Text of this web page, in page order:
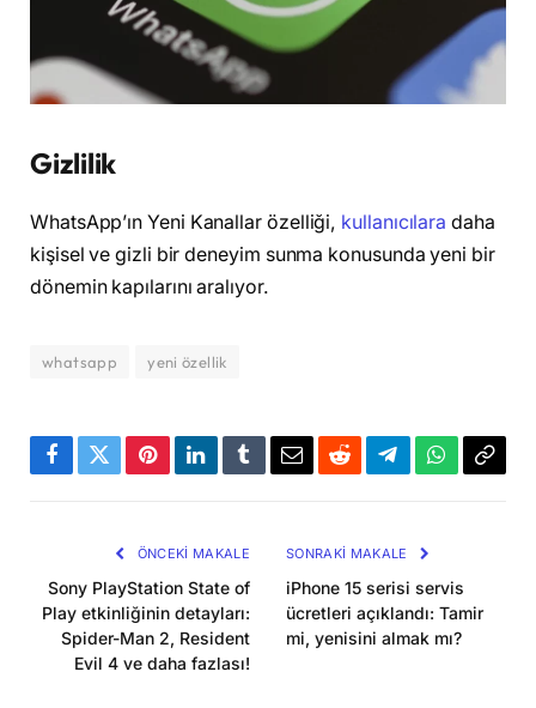
Gizlilik
WhatsApp’ın Yeni Kanallar özelliği, kullanıcılara daha
kişisel ve gizli bir deneyim sunma konusunda yeni bir
dönemin kapılarını aralıyor.
whatsapp yeni özellik
Facebook
TwitterPinterestLinkedInTumblrEmailRedditTelegramWhatsApp
ÖNCEKI MAKALE
Sony PlayStation State of
Play etkinliğinin detayları:
Spider-Man 2, Resident
Evil 4 ve daha fazlası!
SONRAKI MAKALE
iPhone 15 serisi servis
ücretleri açıklandı: Tamir
mi, yenisini almak mı?